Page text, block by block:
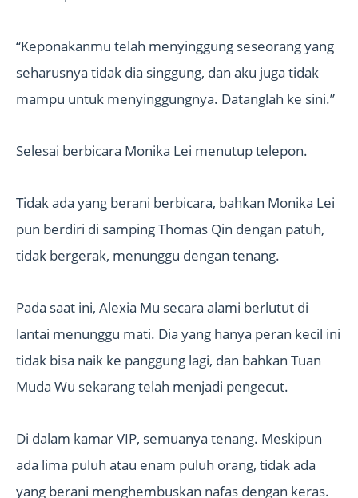
“Keponakanmu telah menyinggung seseorang yang
seharusnya tidak dia singgung, dan aku juga tidak
mampu untuk menyinggungnya. Datanglah ke sini.”
Selesai berbicara Monika Lei menutup telepon.
Tidak ada yang berani berbicara, bahkan Monika Lei
pun berdiri di samping Thomas Qin dengan patuh,
tidak bergerak, menunggu dengan tenang.
Pada saat ini, Alexia Mu secara alami berlutut di
lantai menunggu mati. Dia yang hanya peran kecil ini
tidak bisa naik ke panggung lagi, dan bahkan Tuan
Muda Wu sekarang telah menjadi pengecut.
Di dalam kamar VIP, semuanya tenang. Meskipun
ada lima puluh atau enam puluh orang, tidak ada
yang berani menghembuskan nafas dengan keras.